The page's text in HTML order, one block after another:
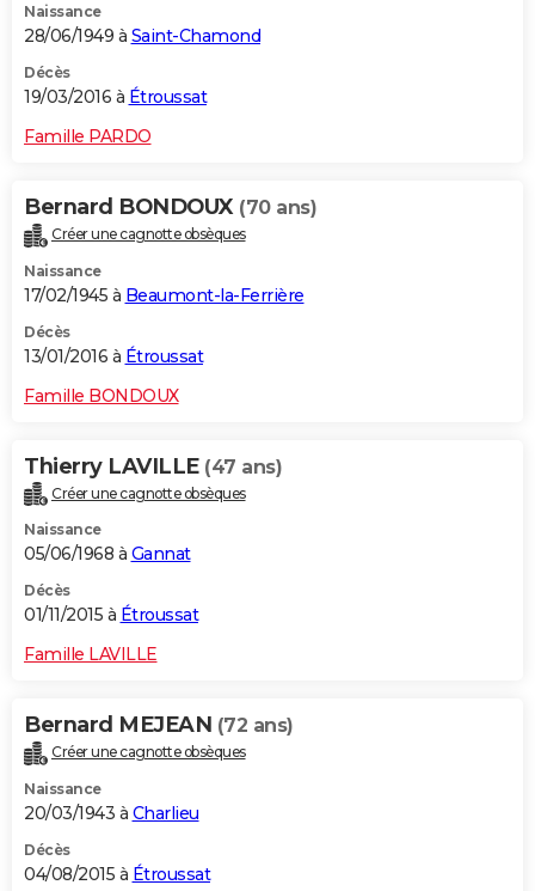
Naissance
28/06/1949 à Saint-Chamond
Décès
19/03/2016 à Étroussat
Famille PARDO
Bernard BONDOUX (70 ans)
Créer une cagnotte obsèques
Naissance
17/02/1945 à Beaumont-la-Ferrière
Décès
13/01/2016 à Étroussat
Famille BONDOUX
Thierry LAVILLE (47 ans)
Créer une cagnotte obsèques
Naissance
05/06/1968 à Gannat
Décès
01/11/2015 à Étroussat
Famille LAVILLE
Bernard MEJEAN (72 ans)
Créer une cagnotte obsèques
Naissance
20/03/1943 à Charlieu
Décès
04/08/2015 à Étroussat